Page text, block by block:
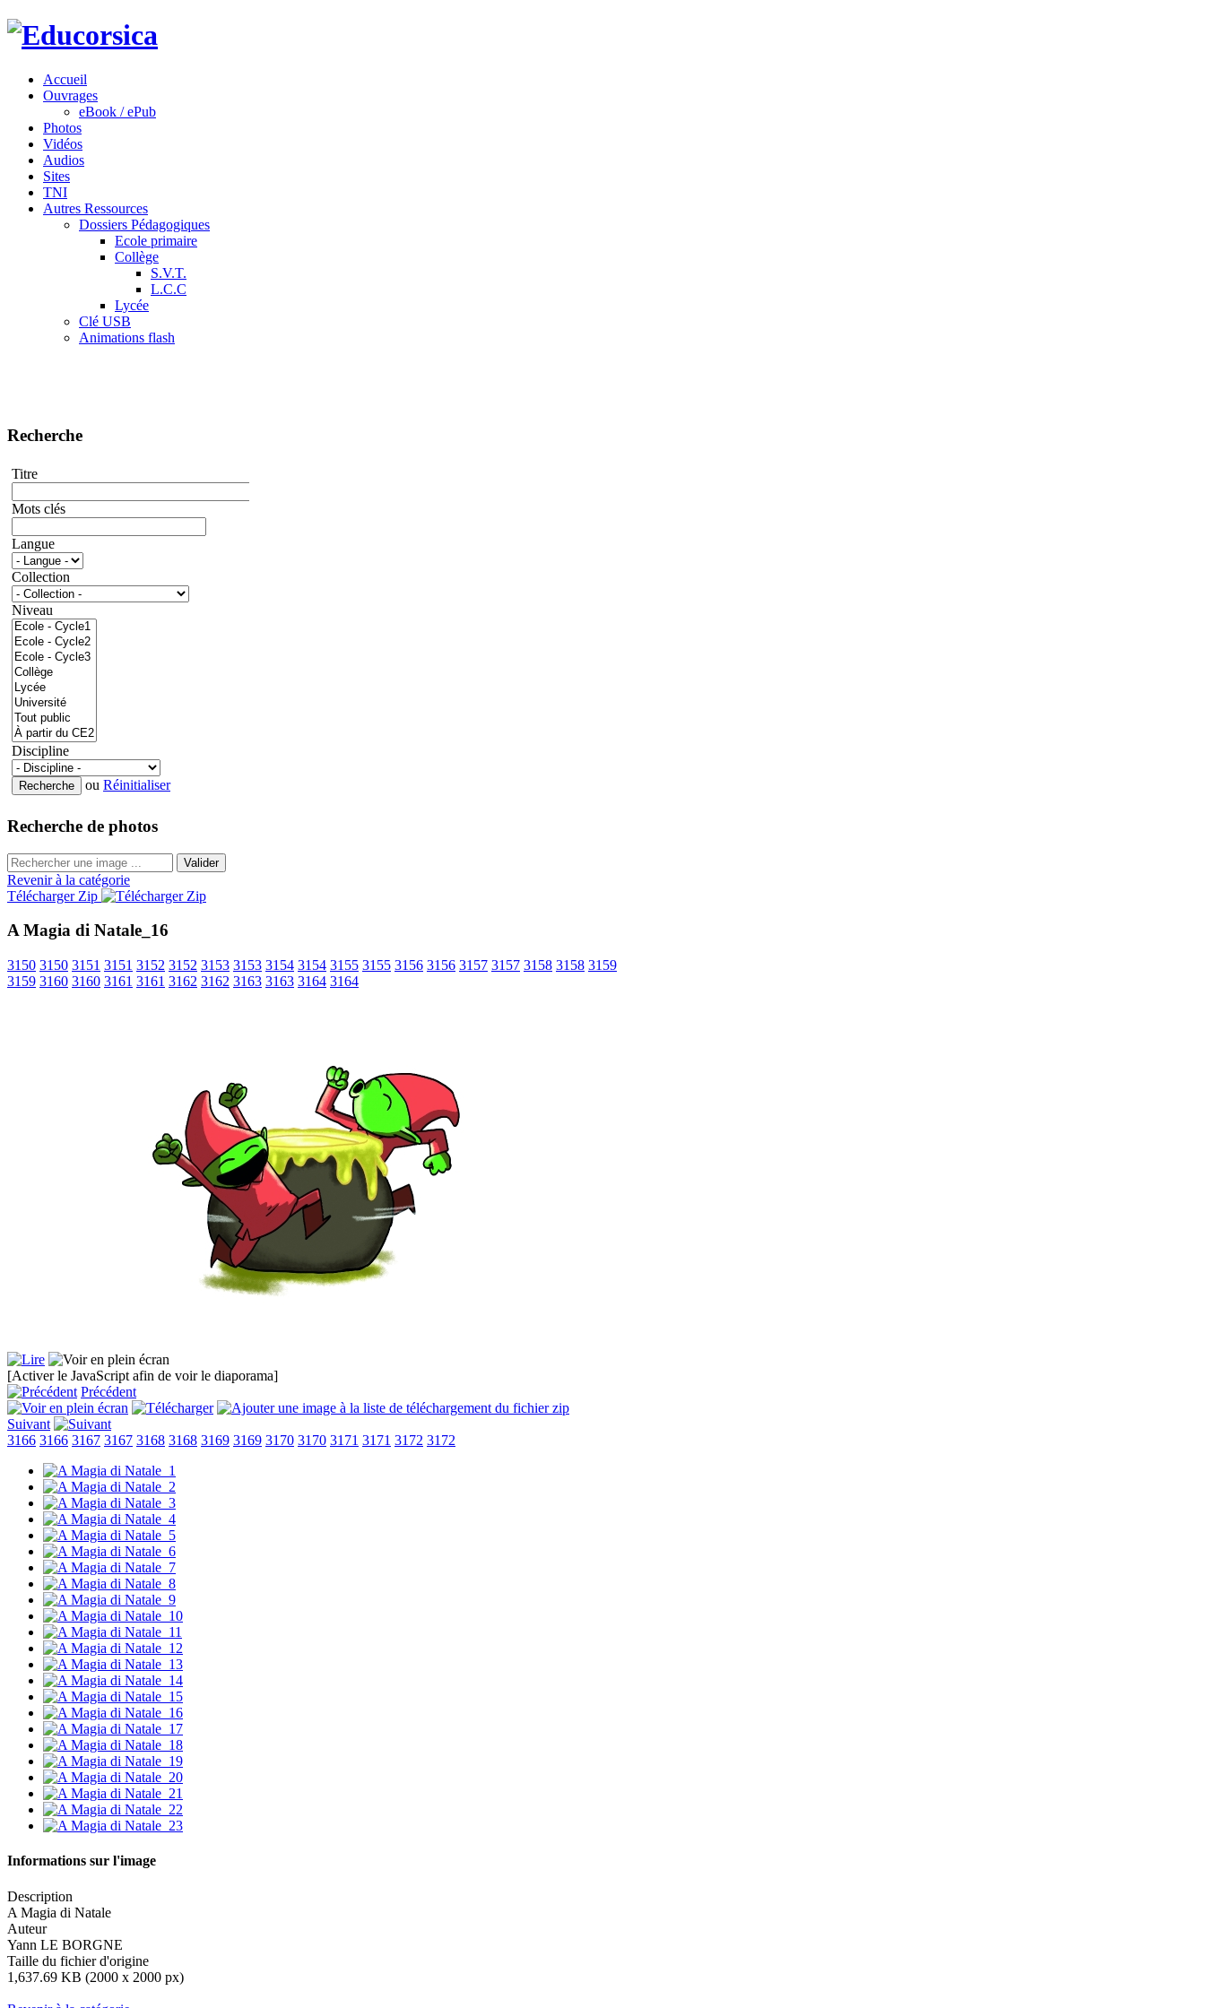
Accueil
Ouvrages
eBook / ePub
Photos
Vidéos
Audios
Sites
TNI
Autres Ressources
Dossiers Pédagogiques
Ecole primaire
Collège
S.V.T.
L.C.C
Lycée
Clé USB
Animations flash
Recherche
Titre
Mots clés
Langue
Collection
Niveau
Discipline
ou Réinitialiser
Recherche de photos
Valider
Revenir à la catégorie
Télécharger Zip
A Magia di Natale_16
3150 3150 3151 3151 3152 3152 3153 3153 3154 3154 3155 3155 3156 3156 3157 3157 3158 3158 3159
3159 3160 3160 3161 3161 3162 3162 3163 3163 3164 3164
[Activer le JavaScript afin de voir le diaporama]
Précédent
Suivant
3166 3166 3167 3167 3168 3168 3169 3169 3170 3170 3171 3171 3172 3172
Informations sur l'image
Description
A Magia di Natale
Auteur
Yann LE BORGNE
Taille du fichier d'origine
1,637.69 KB (2000 x 2000 px)